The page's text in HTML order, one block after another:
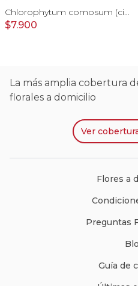
Chlorophytum comosum (cinta) - Planta de interior en macetero
$7.900
La más amplia cobertura
florales a domicilio
Ver
Flores a
Preguntas
Guía de